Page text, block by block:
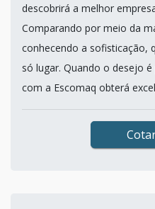
descobrirá a melhor
Comparando por meio da
conhecendo a sofisticação,
só lugar. Quando o desejo
com a Escomaq obterá